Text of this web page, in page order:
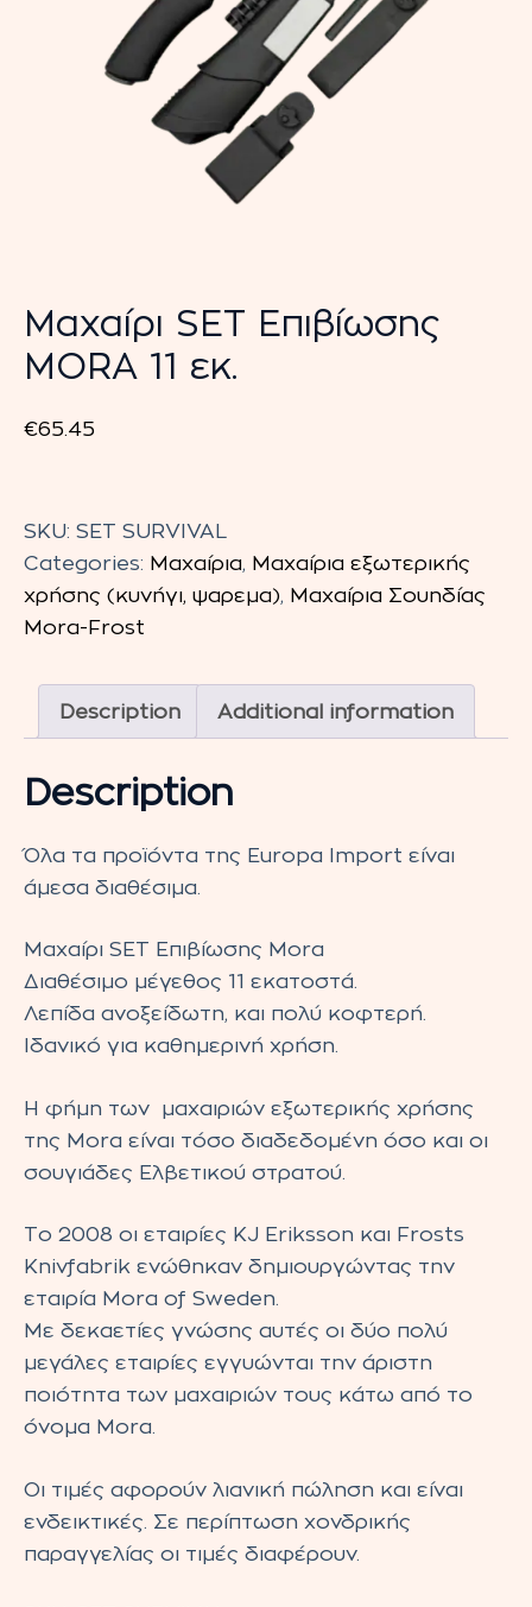
Μαχαίρι SET Επιβίωσης
MORA 11 εκ.
€65.45
SET
Επιβίωσης
MORA
11
quantity
SKU: SET SURVIVAL
Categories: Μαχαίρια, Μαχαίρια εξωτερικής
χρήσης (κυνήγι, ψαρεμα), Μαχαίρια Σουηδίας
Mora-Frost
Description Additional information
Description
Όλα τα προϊόντα της Europa Import είναι
άμεσα διαθέσιμα.
Μαχαίρι SET Επιβίωσης Mora
Διαθέσιμο μέγεθος 11 εκατοστά.
Λεπίδα ανοξείδωτη, και πολύ κοφτερή.
Ιδανικό για καθημερινή χρήση.
Η φήμη των μαχαιριών εξωτερικής χρήσης
της Mora είναι τόσο διαδεδομένη όσο και οι
σουγιάδες Ελβετικού στρατού.
Το 2008 οι εταιρίες KJ Eriksson και Frosts
Knivfabrik ενώθηκαν δημιουργώντας την
εταιρία Mora of Sweden.
Mε δεκαετίες γνώσης αυτές οι δύο πολύ
μεγάλες εταιρίες εγγυώνται την άριστη
ποιότητα των μαχαιριών τους κάτω από το
όνομα Mora.
Οι τιμές αφορούν λιανική πώληση και είναι
ενδεικτικές. Σε περίπτωση χονδρικής
παραγγελίας οι τιμές διαφέρουν.